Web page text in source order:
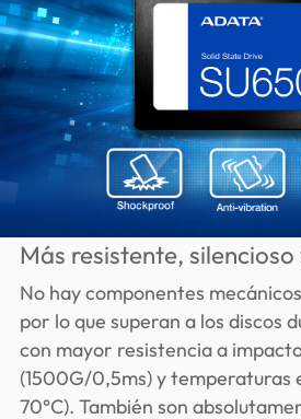
Más resistente,
No hay componentes
por lo que superan a los discos
con mayor resistencia a
(1500G/0,5ms) y temperaturas
70°C). También son